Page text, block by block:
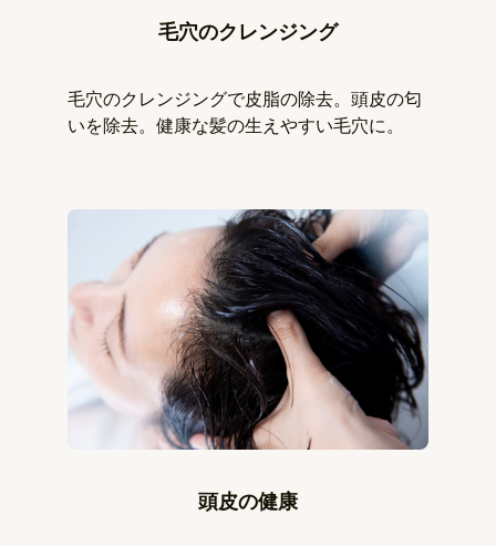
毛穴のクレンジング
毛穴のクレンジングで皮脂の除去。頭皮の匂
いを除去。健康な髪の生えやすい毛穴に。
頭皮の健康